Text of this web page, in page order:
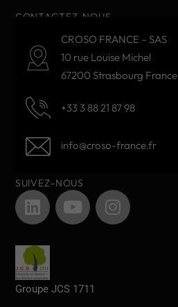
CONTACTEZ-NOUS
CROSO FRANCE – SAS
10 rue Louise Michel
67200 Strasbourg France
+33 3 88 21 87 98
info@croso-france.fr
SUIVEZ-NOUS
Groupe JCS 1711